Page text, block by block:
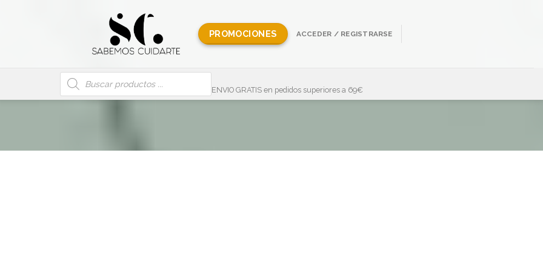
PROMOCIONES ACCEDER / REGISTRARSE
Búsqueda
de
productos
ENVIO GRATIS en pedidos superiores a 69€